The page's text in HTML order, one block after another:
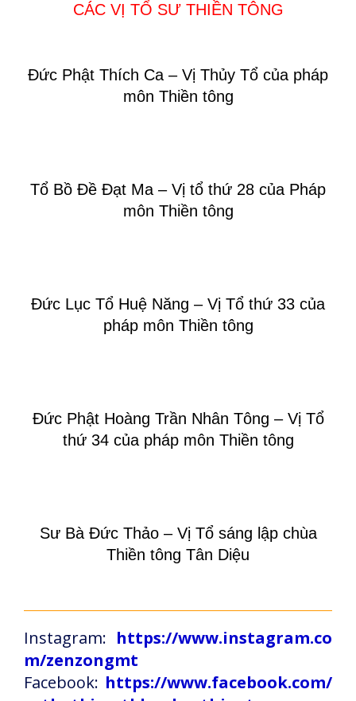
CÁC VỊ TỔ SƯ THIỀN TÔNG
Đức Phật Thích Ca – Vị Thủy Tổ của pháp
môn Thiền tông
Tổ Bồ Đề Đạt Ma – Vị tổ thứ 28 của Pháp
môn Thiền tông
Đức Lục Tổ Huệ Năng – Vị Tổ thứ 33 của
pháp môn Thiền tông
Đức Phật Hoàng Trần Nhân Tông – Vị Tổ
thứ 34 của pháp môn Thiền tông
Sư Bà Đức Thảo – Vị Tổ sáng lập chùa
Thiền tông Tân Diệu
Instagram: https://www.instagram.co
m/zenzongmt
Facebook: https://www.facebook.com/